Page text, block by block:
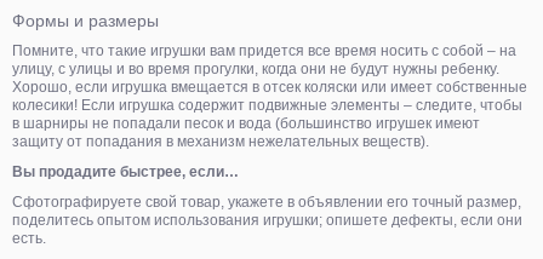
Формы и размеры
Помните, что такие игрушки вам придется все время носить с собой – на
улицу, с улицы и во время прогулки, когда они не будут нужны ребенку.
Хорошо, если игрушка вмещается в отсек коляски или имеет собственные
колесики! Если игрушка содержит подвижные элементы – следите, чтобы
в шарниры не попадали песок и вода (большинство игрушек имеют
защиту от попадания в механизм нежелательных веществ).
Вы продадите быстрее, если…
Сфотографируете свой товар, укажете в объявлении его точный размер,
поделитесь опытом использования игрушки; опишете дефекты, если они
есть.